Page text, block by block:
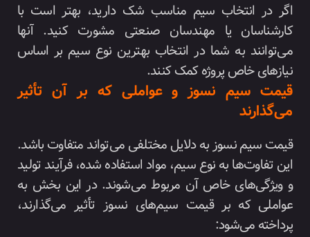
اگر در انتخاب سیم مناسب شک دارید، بهتر است با
کارشناسان یا مهندسان صنعتی مشورت کنید. آنها
می‌توانند به شما در انتخاب بهترین نوع سیم بر اساس
نیازهای خاص پروژه کمک کنند.
قیمت سیم نسوز و عواملی که بر آن تأثیر
می‌گذارند
قیمت سیم نسوز به دلایل مختلفی می‌تواند متفاوت باشد.
این تفاوت‌ها به نوع سیم، مواد استفاده شده، فرآیند تولید
و ویژگی‌های خاص آن مربوط می‌شوند. در این بخش به
عواملی که بر قیمت سیم‌های نسوز تأثیر می‌گذارند،
پرداخته می‌شود: